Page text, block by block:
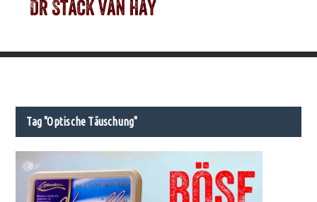
Tag "Optische Täuschung"